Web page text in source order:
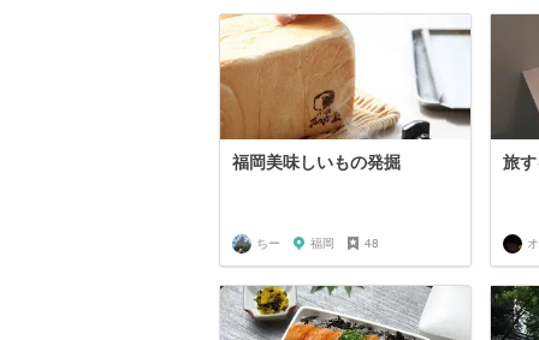
福岡美味しいもの発掘
ちー 福岡 48
旅